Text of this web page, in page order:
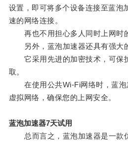
设置，即可将多个设备连接至蓝泡
速的网络连接。
再也不用担心多人同时上网时的
另外，蓝泡加速器还具有强大的
它采用先进的加密技术，可保
取。
在使用公共Wi-Fi网络时，蓝泡
虚拟网络，确保您的上网安全。
蓝泡加速器7天试用
总而言之，蓝泡加速器是一款